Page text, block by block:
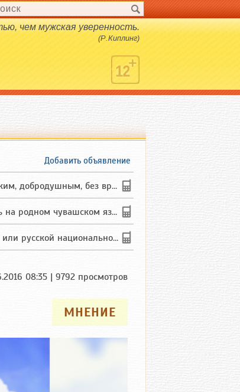
чем мужская уверенность.
(Р.Киплинг)
Добавить объявление
без вредных ...
родном чувашском языке
национальности дл...
08:35 | 9792 просмотров
МНЕНИЕ